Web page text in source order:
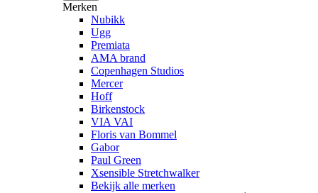
Merken
Nubikk
Ugg
Premiata
AMA brand
Copenhagen Studios
Mercer
Hoff
Birkenstock
VIA VAI
Floris van Bommel
Gabor
Paul Green
Xsensible Stretchwalker
Bekijk alle merken